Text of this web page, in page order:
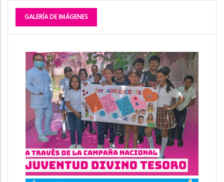
GALERÍA DE IMÁGENES